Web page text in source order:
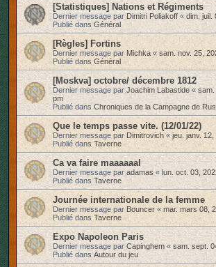
[Statistiques] Nations et Régiments
Dernier message parDimitri Poliakoff « dim. juil.
Publié dans Général
[Règles] Fortins
Dernier message par Michka « sam. nov. 25,
Publié dans Général
[Moskva] octobre/ décembre 1812
Dernier message parJoachim Labastide « sam.
pm
Publié dans Chroniques de la Campagne de
Que le temps passe vite. (12/01/22)
Dernier message par Dimitrovich « jeu. janv.
Publié dans Taverne
Ca va faire maaaaaal
Dernier message paradamas « lun. oct. 03,
Publié dans Taverne
Journée internationale de la femme
Dernier message par Bouncer« mar. mars 08,
Publié dans Taverne
Expo Napoleon Paris
Dernier message parCapinghem « sam. sept.
Publié dans Autour du jeu